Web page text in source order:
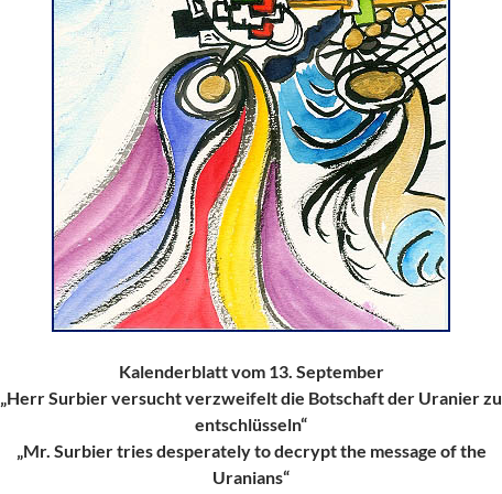
Kalenderblatt vom 13. September
„Herr Surbier versucht verzweifelt die Botschaft der Uranier zu
entschlüsseln“
„Mr. Surbier tries desperately to decrypt the message of the
Uranians“